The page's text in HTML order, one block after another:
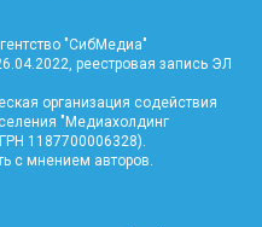
"СибМедиа"
реестровая запись ЭЛ
организация содействия
"Медиахолдинг
1187700006328).
с мнением авторов.